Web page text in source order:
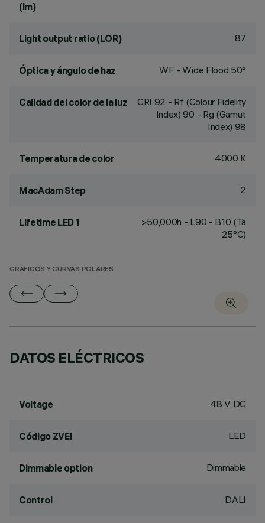
(lm)
Light output ratio (LOR) 87
Óptica y ángulo de haz WF - Wide Flood 50°
Calidad del color de la luz CRI 92 - Rf (Colour Fidelity
Index) 90 - Rg (Gamut
Index) 98
Temperatura de color 4000 K
MacAdam Step 2
Lifetime LED 1
>50,000h - L90 - B10 (Ta
25°C)
GRÁFICOS Y CURVAS POLARES
DATOS ELÉCTRICOS
Voltage 48 V DC
Código ZVEI LED
Dimmable option Dimmable
Control DALI